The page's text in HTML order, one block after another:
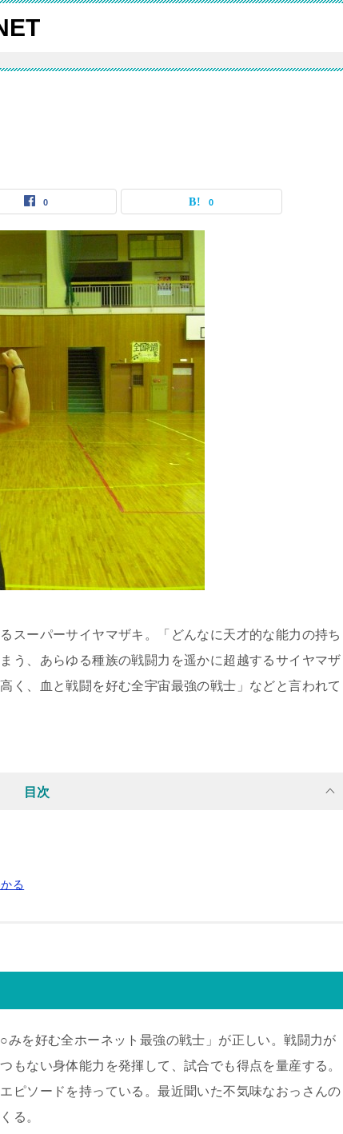
0 0
スーパーサイヤマザキ。「どんなに天才的な能力の持ち
う、あらゆる種族の戦闘力を遥かに超越するサイヤマザ
く、血と戦闘を好む全宇宙最強の戦士」などと言われて
目次
る
みを好む全ホーネット最強の戦士」が正しい。戦闘力が
もない身体能力を発揮して、試合でも得点を量産する。
ピソードを持っている。最近聞いた不気味なおっさんの
る。